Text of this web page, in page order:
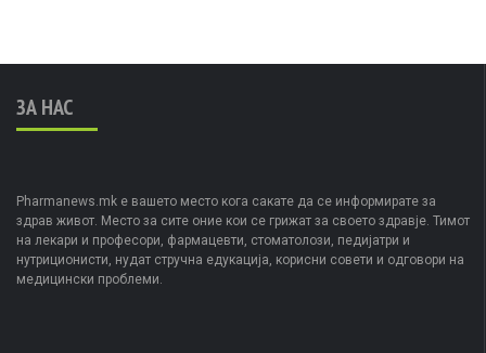
ЗА НАС
Pharmanews.mk е вашето место кога сакате да се информирате за
здрав живот. Место за сите оние кои се грижат за своето здравје. Тимот
на лекари и професори, фармацевти, стоматолози, педијатри и
нутриционисти, нудат стручна едукација, корисни совети и одговори на
медицински проблеми.